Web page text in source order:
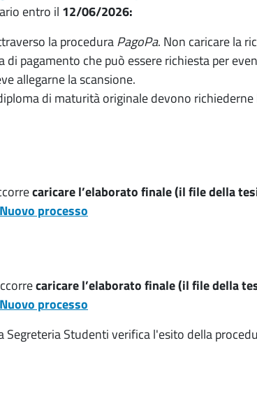
entro il 12/06/2026:
la proceduraPagoPa. Non caricare la
pagamento che può essere richiesta per
allegarne la scansione.
di maturità originale devono
caricare l’elaborato finale (il file della
processo
caricare l’elaborato finale (il file della
processo
Segreteria Studenti verifica l'esito della